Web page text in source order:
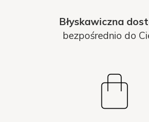
Błyskawiczna
bezpośrednio do